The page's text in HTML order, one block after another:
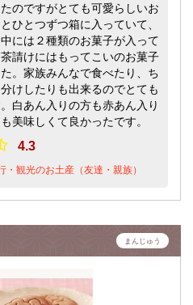
のですがとても可愛らしいお
ひとつずつ箱に入っていて、
には２種類のお菓子が入って
請けにはもってこいのお菓子
。家族みんなで食べたり、ち
けしたりも出来るのでとても
白あん入りの方も赤あん入り
美味しくて良かったです。
4.3
・観光のお土産（友達・親族）
まんじゅう